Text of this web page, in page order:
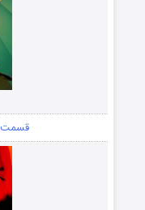
قسمت